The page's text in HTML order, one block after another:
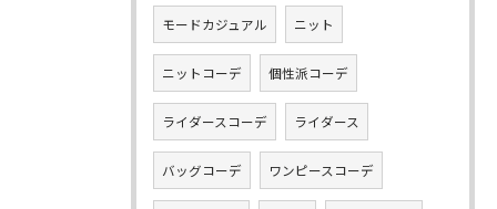
モードカジュアル ニット
ニットコーデ 個性派コーデ
ライダースコーデ ライダース
バッグコーデ ワンピースコーデ